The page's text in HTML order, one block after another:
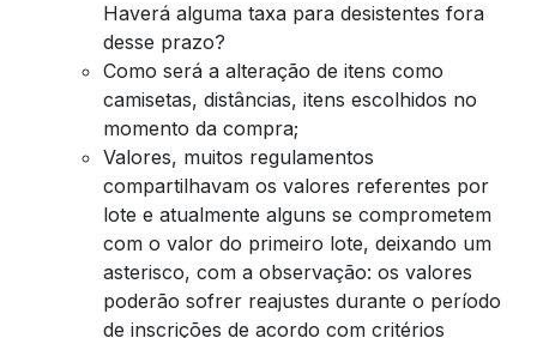
Haverá alguma taxa para desistentes fora
desse prazo?
Como será a alteração de itens como
camisetas, distâncias, itens escolhidos no
momento da compra;
Valores, muitos regulamentos
compartilhavam os valores referentes por
lote e atualmente alguns se comprometem
com o valor do primeiro lote, deixando um
asterisco, com a observação: os valores
poderão sofrer reajustes durante o período
de inscrições de acordo com critérios